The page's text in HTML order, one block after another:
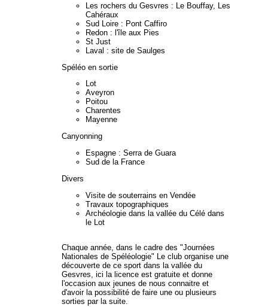
Les rochers du Gesvres : Le Bouffay, Les
Cahéraux
Sud Loire : Pont Caffiro
Redon : l'île aux Pies
St Just
Laval : site de Saulges
Spéléo en sortie
Lot
Aveyron
Poitou
Charentes
Mayenne
Canyonning
Espagne : Serra de Guara
Sud de la France
Divers
Visite de souterrains en Vendée
Travaux topographiques
Archéologie dans la vallée du Célé dans
le Lot
Chaque année, dans le cadre des "Journées
Nationales de Spéléologie" Le club organise une
découverte de ce sport dans la vallée du
Gesvres, ici la licence est gratuite et donne
l'occasion aux jeunes de nous connaitre et
d'avoir la possibilité de faire une ou plusieurs
sorties par la suite.